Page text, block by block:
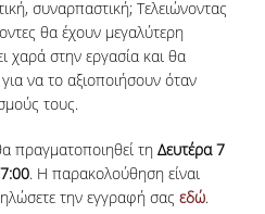
ΦΩΤΟΤΥΠΗΣΗ –
ΕΚΤΥΠΩΣΗ
ΕΚΠΑΙΔΕΥΤΙΚΕΣ
ΠΑΡΟΥΣΙΑΣΕΙΣ -
ΕΚΔΗΛΩΣΕΙΣ
συναρπαστική; Τελειώνοντας
θα έχουν μεγαλύτερη
χαρά στην εργασία και θα
να το αξιοποιήσουν όταν
τους.
πραγματοποιηθεί τη Δευτέρα 7
. Η παρακολούθηση είναι
την εγγραφή σας εδώ.